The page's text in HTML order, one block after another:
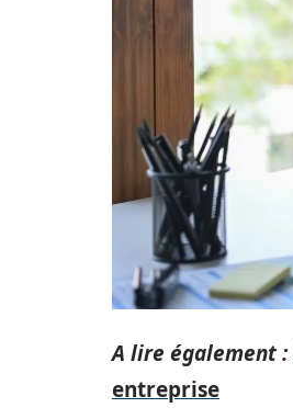
A lire également :
entreprise